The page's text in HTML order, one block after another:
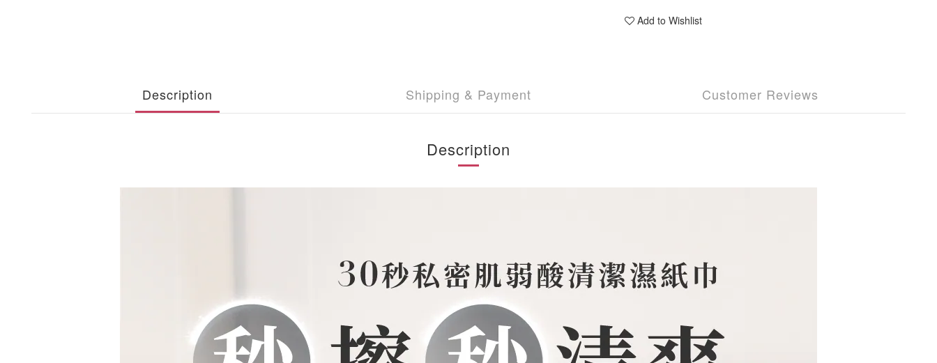
Add to Wishlist
Description Shipping & Payment Customer Reviews
Description